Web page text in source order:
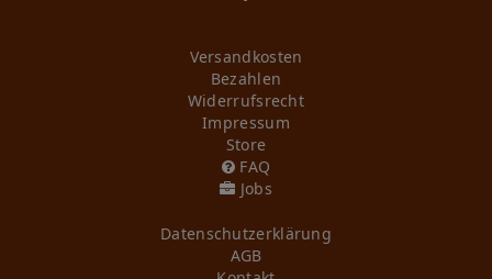
Versandkosten
Bezahlen
Widerrufs­recht
Impressum
Store
FAQ
Jobs
Daten­schutz­erklärung
AGB